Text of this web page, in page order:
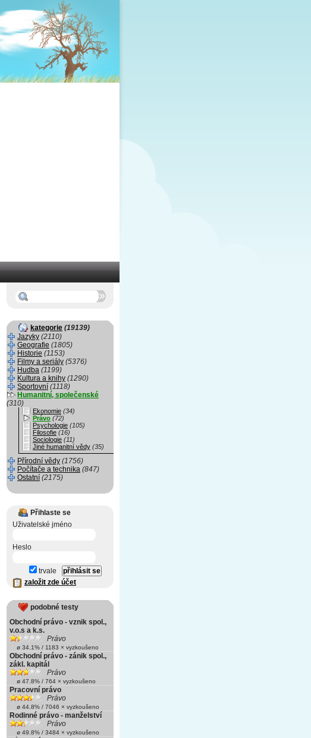
kategorie (19139)
Jazyky (2110)
Geografie (1805)
Historie (1153)
Filmy a seriály (5376)
Hudba (1199)
Kultura a knihy (1290)
Sportovní (1118)
Humanitní, společenské
(310)
Ekonomie (34)
Právo (72)
Psychologie (105)
Filosofie (16)
Sociologie (11)
Jiné humanitní vědy (35)
Přírodní vědy (1756)
Počítače a technika (847)
Ostatní (2175)
Přihlaste se
Uživatelské jméno
Heslo
trvale
založit zde účet
podobné testy
Obchodní právo - vznik spol.,
v.o.s a k.s.
Právo
ø 34.1% / 1183 × vyzkoušeno
Obchodní právo - zánik spol.,
zákl. kapitál
Právo
ø 47.8% / 764 × vyzkoušeno
Pracovní právo
Právo
ø 44.8% / 7046 × vyzkoušeno
Rodinné právo - manželství
Právo
ø 49.8% / 3484 × vyzkoušeno